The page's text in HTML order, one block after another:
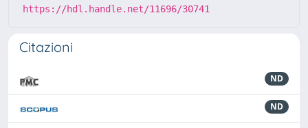
https://hdl.handle.net/11696/30741
Citazioni
ND
ND